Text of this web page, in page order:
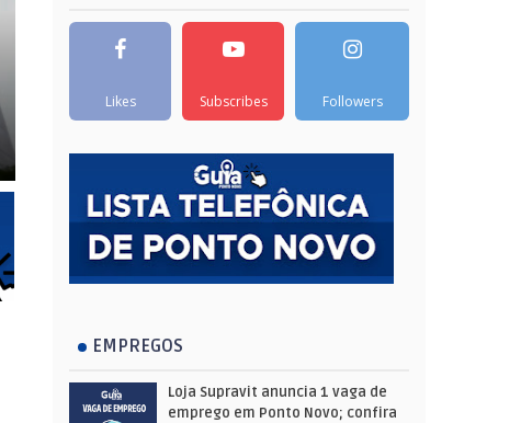
Likes Subscribes Followers
EMPREGOS
Loja Supravit anuncia 1 vaga de
emprego em Ponto Novo; confira